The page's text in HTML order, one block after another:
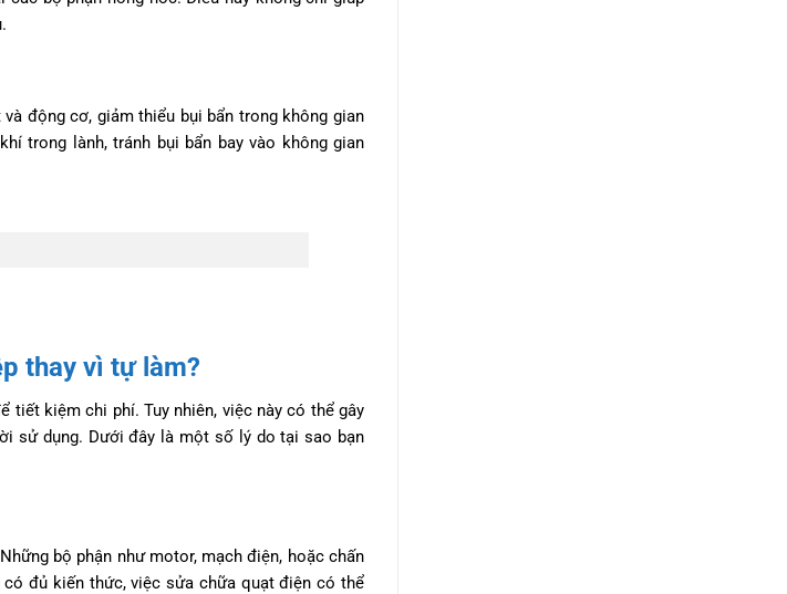
động cơ, giảm thiểu bụi bẩn trong không gian
trong lành, tránh bụi bẩn bay vào không gian
thay vì tự làm?
tiết kiệm chi phí. Tuy nhiên, việc này có thể gây
sử dụng. Dưới đây là một số lý do tại sao bạn
bộ phận như motor, mạch điện, hoặc chấn
đủ kiến thức, việc sửa chữa quạt điện có thể